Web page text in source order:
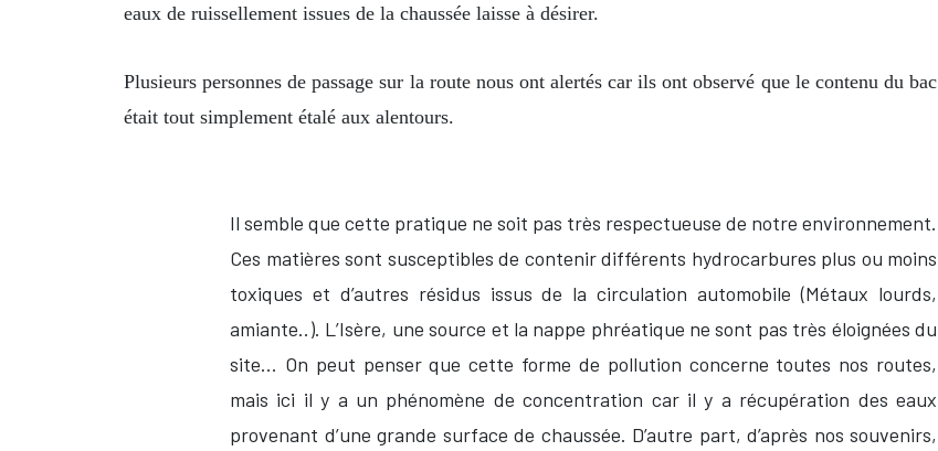
eaux de ruissellement issues de la chaussée laisse à désirer.
Plusieurs personnes de passage sur la route nous ont alertés car ils ont observé que le contenu du bac
était tout simplement étalé aux alentours.
Il semble que cette pratique ne soit pas très respectueuse de notre environnement.
Ces matières sont susceptibles de contenir différents hydrocarbures plus ou moins
toxiques et d’autres résidus issus de la circulation automobile (Métaux lourds,
amiante..). L’Isère, une source et la nappe phréatique ne sont pas très éloignées du
site... On peut penser que cette forme de pollution concerne toutes nos routes,
mais ici il y a un phénomène de concentration car il y a récupération des eaux
provenant d’une grande surface de chaussée. D’autre part, d’après nos souvenirs,